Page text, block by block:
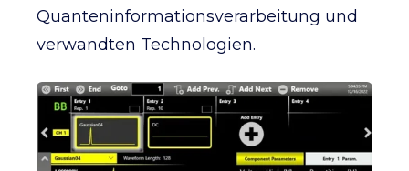
Quanteninformationsverarbeitung und
verwandten Technologien.